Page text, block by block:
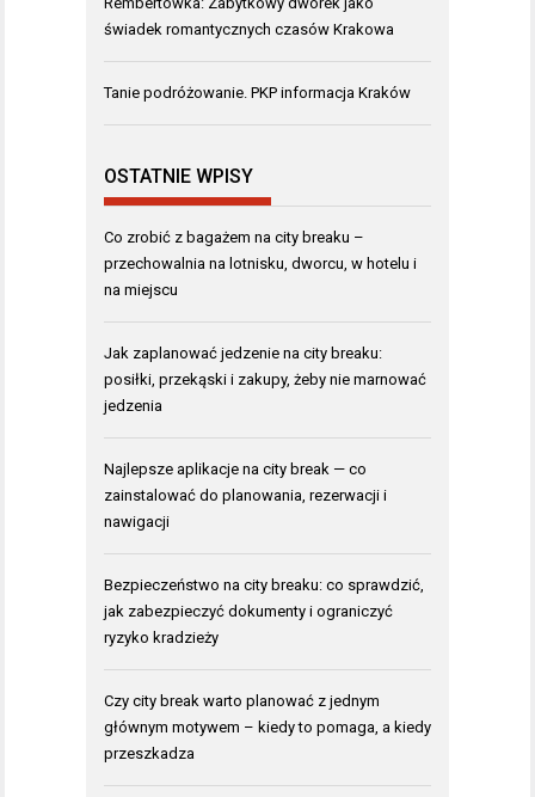
świadek romantycznych czasów Krakowa
Tanie podróżowanie. PKP informacja Kraków
OSTATNIE WPISY
Co zrobić z bagażem na city breaku –
przechowalnia na lotnisku, dworcu, w hotelu i
na miejscu
Jak zaplanować jedzenie na city breaku:
posiłki, przekąski i zakupy, żeby nie marnować
jedzenia
Najlepsze aplikacje na city break — co
zainstalować do planowania, rezerwacji i
nawigacji
Bezpieczeństwo na city breaku: co sprawdzić,
jak zabezpieczyć dokumenty i ograniczyć
ryzyko kradzieży
Czy city break warto planować z jednym
głównym motywem – kiedy to pomaga, a kiedy
przeszkadza